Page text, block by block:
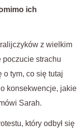
ich
z wielkim
poczucie strachu
tym, co się tutaj
konsekwencje, jakie
Sarah.
który odbył się